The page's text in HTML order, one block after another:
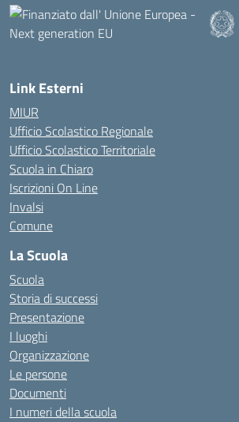
Link Esterni
MIUR
Ufficio Scolastico Regionale
Ufficio Scolastico Territoriale
Scuola in Chiaro
Iscrizioni On Line
Invalsi
Comune
La Scuola
Scuola
Storia di successi
Presentazione
I luoghi
Organizzazione
Le persone
Documenti
I numeri della scuola